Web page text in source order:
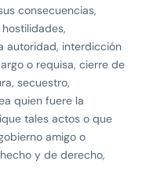
consecuencias,
autoridad, interdicción
o requisa, cierre de
secuestro,
quien fuere la
tales actos o que
amigo o
y de derecho,